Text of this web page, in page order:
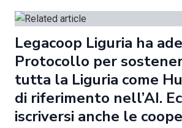
Legacoop Liguria ha
Protocollo per
tutta la Liguria come
di riferimento nell’AI.
iscriversi anche le